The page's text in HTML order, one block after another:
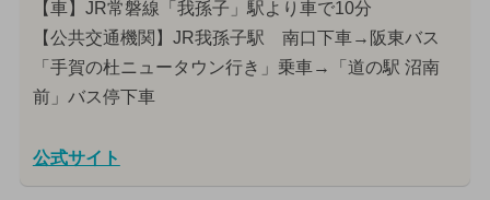
【車】JR常磐線「我孫子」駅より車で10分
【公共交通機関】JR我孫子駅 南口下車→阪東バス
「手賀の杜ニュータウン行き」乗車→「道の駅 沼南
前」バス停下車
公式サイト